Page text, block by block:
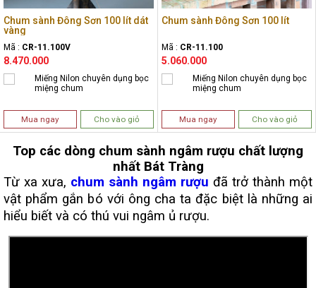
Chum sành Đông Sơn 100 lít dát
vàng
Mã : CR-11.100V
8.470.000
Miếng Nilon chuyên dụng bọc
miệng chum
Mua ngay Cho vào giỏ
Chum sành Đông Sơn 100 lít
Mã : CR-11.100
5.060.000
Miếng Nilon chuyên dụng bọc
miệng chum
Mua ngay Cho vào giỏ
Top các dòng chum sành ngâm rượu chất lượng
nhất Bát Tràng
Từ xa xưa, chum sành ngâm rượu đã trở thành một
vật phẩm gắn bó với ông cha ta đặc biệt là những ai
hiểu biết và có thú vui ngâm ủ rượu.